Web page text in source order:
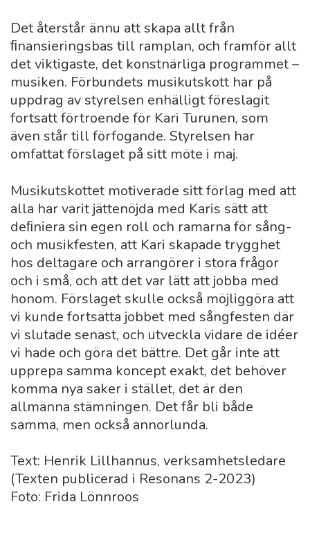
Det återstår ännu att skapa allt från
ﬁnansieringsbas till ramplan, och framför allt
det viktigaste, det konstnärliga programmet –
musiken. Förbundets musikutskott har på
uppdrag av styrelsen enhälligt föreslagit
fortsatt förtroende för Kari Turunen, som
även står till förfogande. Styrelsen har
omfattat förslaget på sitt möte i maj.
Musikutskottet motiverade sitt förlag med att
alla har varit jättenöjda med Karis sätt att
deﬁniera sin egen roll och ramarna för sång-
och musikfesten, att Kari skapade trygghet
hos deltagare och arrangörer i stora frågor
och i små, och att det var lätt att jobba med
honom. Förslaget skulle också möjliggöra att
vi kunde fortsätta jobbet med sångfesten där
vi slutade senast, och utveckla vidare de idéer
vi hade och göra det bättre. Det går inte att
upprepa samma koncept exakt, det behöver
komma nya saker i stället, det är den
allmänna stämningen. Det får bli både
samma, men också annorlunda.
Text: Henrik Lillhannus, verksamhetsledare
(Texten publicerad i Resonans 2-2023)
Foto: Frida Lönnroos